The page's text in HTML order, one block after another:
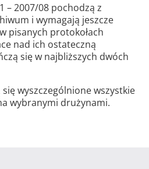
– 2007/08 pochodzą z
i wymagają jeszcze
pisanych protokołach
nad ich ostateczną
się w najbliższych dwóch
wyszczególnione wszystkie
wybranymi drużynami.